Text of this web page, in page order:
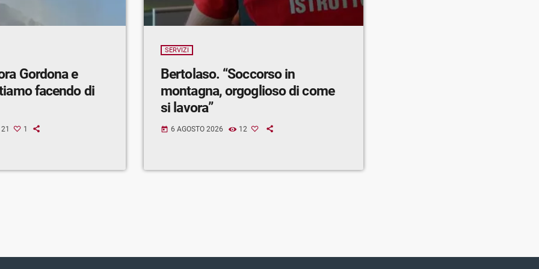
Gordona e
facendo di
21 1
SERVIZI
Bertolaso. “Soccorso in
montagna, orgoglioso di come
si lavora”
today 6 AGOSTO 2026 12